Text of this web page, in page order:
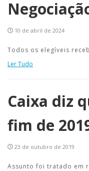
10 de abril de 2024
Todos os elegíveis
Ler Tudo
Caixa diz
fim de
23 de outubro de 2019
Assunto foi tratado em